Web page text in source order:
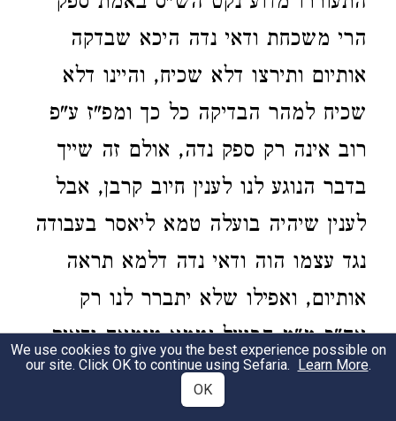
הרי משכחת ודאי נדה היכא שבדקה
אותיום ותירצו דלא שכיח, והיינו דלא
שכיח למהר הבדיקה כל כך ומפ"ז ע"פ
רוב אינה רק ספק נדה, אולם זה שייך
בדבר הנוגע לנו לענין חיוב קרבן, אבל
לענין שיהיה בועלה טמא ליאסר בעבודה
נגד עצמו הוה ודאי נדה דלמא תראה
אותיום, ואפילו שלא יתברר לנו רק
אח"כ מ"מ הבועל נטמא טומאה ודאית
וזה נכון, דכל עיקר ספק אינו רק למראה
עינינו, אולם לטמא בועלה לאוסרו
We use cookies to give you the best experience possible on
our site. Click OK to continue using Sefaria. Learn More.
OK